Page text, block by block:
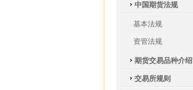
中国期货法规
基本法规
资管法规
期货交易品种介绍
交易所规则